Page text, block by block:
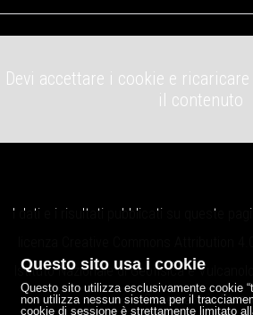
Questo sito usa i cookie
Questo sito utilizza esclusivamente cookie
non utilizza nessun sistema per il
cookie di sessione è strettamente limitato
Devi accettare i cookie e
il contenuto
I dati e i risultati pubblicati su queste
Istituto Nazionale di Geofisica e
Osservatorio